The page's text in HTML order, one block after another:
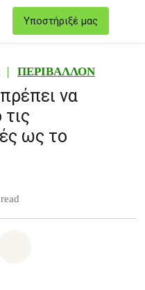
Υποστήριξέ μας
| ΠΕΡΙΒΑΛΛΟΝ
να
ως το